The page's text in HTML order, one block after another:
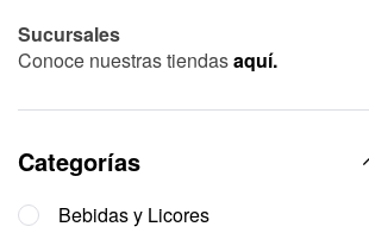
Sucursales
Conoce nuestras tiendasaquí.
Categorías
Bebidas y Licores